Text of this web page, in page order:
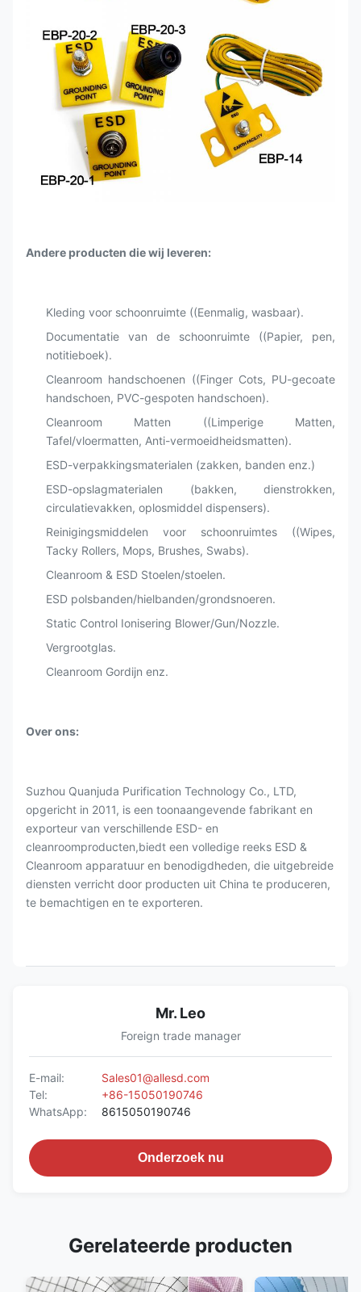
Andere producten die wij leveren:
Kleding voor schoonruimte ((Eenmalig, wasbaar).
Documentatie van de schoonruimte ((Papier, pen,
notitieboek).
Cleanroom handschoenen ((Finger Cots, PU-gecoate
handschoen, PVC-gespoten handschoen).
Cleanroom Matten ((Limperige Matten,
Tafel/vloermatten, Anti-vermoeidheidsmatten).
ESD-verpakkingsmaterialen (zakken, banden enz.)
ESD-opslagmaterialen (bakken, dienstrokken,
circulatievakken, oplosmiddel dispensers).
Reinigingsmiddelen voor schoonruimtes ((Wipes,
Tacky Rollers, Mops, Brushes, Swabs).
Cleanroom & ESD Stoelen/stoelen.
ESD polsbanden/hielbanden/grondsnoeren.
Static Control Ionisering Blower/Gun/Nozzle.
Vergrootglas.
Cleanroom Gordijn enz.
Over ons:
Suzhou Quanjuda Purification Technology Co., LTD,
opgericht in 2011, is een toonaangevende fabrikant en
exporteur van verschillende ESD- en
cleanroomproducten,biedt een volledige reeks ESD &
Cleanroom apparatuur en benodigdheden, die uitgebreide
diensten verricht door producten uit China te produceren,
te bemachtigen en te exporteren.
Mr. Leo
Foreign trade manager
E-mail:
Sales01@allesd.com
Tel:
+86-15050190746
WhatsApp:
8615050190746
Onderzoek nu
Gerelateerde producten